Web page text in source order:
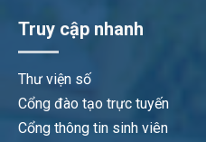
Truy cập nhanh
Thư viện số
Cổng đào tạo trực tuyến
Cổng thông tin sinh viên